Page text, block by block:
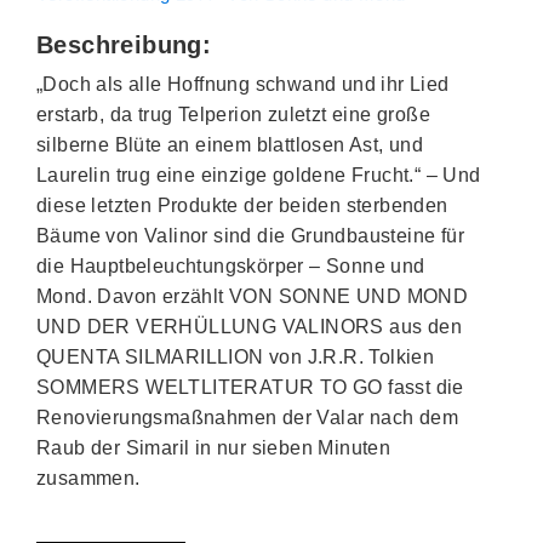
Beschreibung:
„Doch als alle Hoffnung schwand und ihr Lied
erstarb, da trug Telperion zuletzt eine große
silberne Blüte an einem blattlosen Ast, und
Laurelin trug eine einzige goldene Frucht.“ – Und
diese letzten Produkte der beiden sterbenden
Bäume von Valinor sind die Grundbausteine für
die Hauptbeleuchtungskörper – Sonne und
Mond. Davon erzählt VON SONNE UND MOND
UND DER VERHÜLLUNG VALINORS aus den
QUENTA SILMARILLION von J.R.R. Tolkien
SOMMERS WELTLITERATUR TO GO fasst die
Renovierungsmaßnahmen der Valar nach dem
Raub der Simaril in nur sieben Minuten
zusammen.